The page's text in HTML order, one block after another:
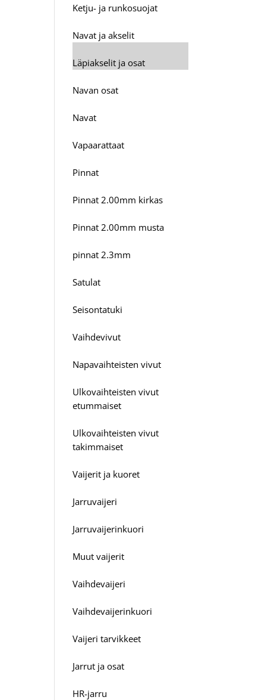
Ketju- ja runkosuojat
Navat ja akselit
Läpiakselit ja osat
Navan osat
Navat
Vapaarattaat
Pinnat
Pinnat 2.00mm kirkas
Pinnat 2.00mm musta
pinnat 2.3mm
Satulat
Seisontatuki
Vaihdevivut
Napavaihteisten vivut
Ulkovaihteisten vivut
etummaiset
Ulkovaihteisten vivut
takimmaiset
Vaijerit ja kuoret
Jarruvaijeri
Jarruvaijerinkuori
Muut vaijerit
Vaihdevaijeri
Vaihdevaijerinkuori
Vaijeri tarvikkeet
Jarrut ja osat
HR-jarru